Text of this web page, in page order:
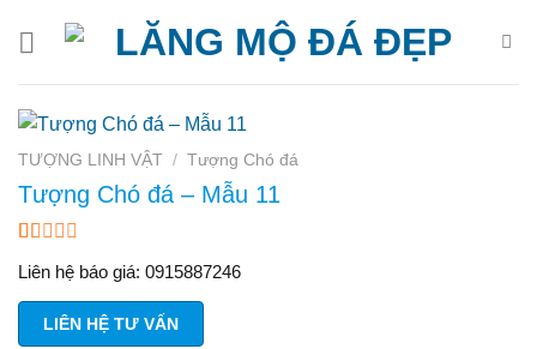
TƯỢNG LINH VẬT / Tượng Chó đá
Tượng Chó đá – Mẫu 11
trên
5
dựa
trên
Liên hệ báo giá: 0915887246
LIÊN HỆ TƯ VẤN